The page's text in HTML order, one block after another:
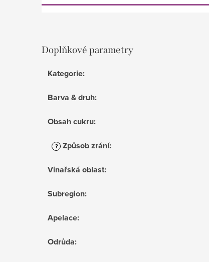
Doplňkové parametry
Kategorie:
Barva & druh:
Obsah cukru:
? Způsob zrání:
Vinařská oblast:
Subregion:
Apelace:
Odrůda: